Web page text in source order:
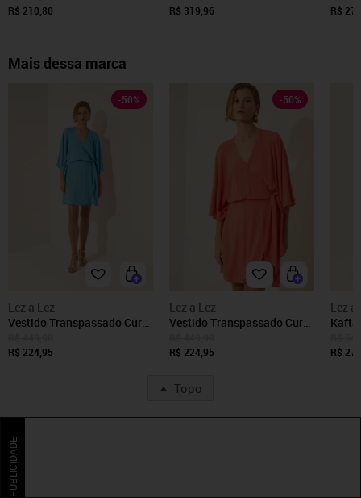
R$ 210,80
Faixa
R$ 319,96
R$
Mais dessa marca
-50%
Lez a Lez
Vestido Transpassado Curto
R$ 224,95
-50%
Lez a Lez
Vestido Transpassado Curto
R$ 224,95
Lez a
R$
Topo
PUBLICIDADE